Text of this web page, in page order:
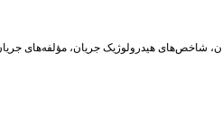
، شاخص‌های هیدرولوژیک جریان، مؤلفه‌های